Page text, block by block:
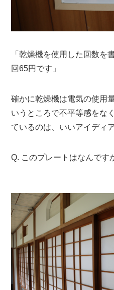
「乾燥機を使用した回数を
回65円です」
確かに乾燥機は電気の使用
いうところで不平等感をな
ているのは、いいアイディア
Q. このプレートはなんです